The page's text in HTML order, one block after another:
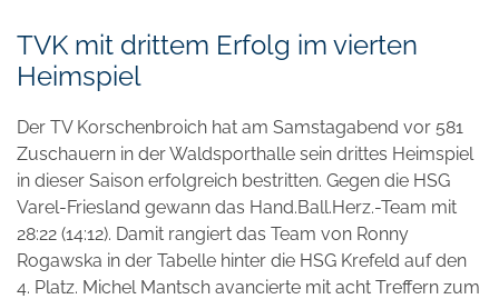
TVK mit drittem Erfolg im vierten
Heimspiel
Der TV Korschenbroich hat am Samstagabend vor 581
Zuschauern in der Waldsporthalle sein drittes Heimspiel
in dieser Saison erfolgreich bestritten. Gegen die HSG
Varel-Friesland gewann das Hand.Ball.Herz.-Team mit
28:22 (14:12). Damit rangiert das Team von Ronny
Rogawska in der Tabelle hinter die HSG Krefeld auf den
4. Platz. Michel Mantsch avancierte mit acht Treffern zum